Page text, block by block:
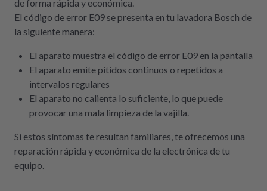
de forma rápida y económica.
El código de error E09 se presenta en tu lavadora Bosch de
la siguiente manera:
El aparato muestra el código de error E09 en la pantalla
El aparato emite pitidos continuos o repetidos a
intervalos regulares
El aparato no calienta lo suficiente, lo que puede
provocar una mala limpieza de la vajilla.
Si estos síntomas te resultan familiares, te ofrecemos una
reparación rápida y económica de la electrónica de tu
equipo.